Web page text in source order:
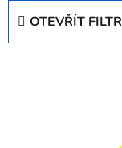
OTEVŘÍT FILTR